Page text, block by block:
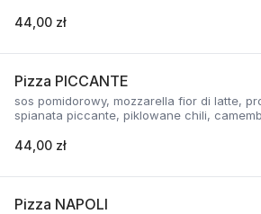
44,00 zł
Pizza PICCANTE
sos pomidorowy, mozzarella fior di latte,
spianata piccante, piklowane chili,
44,00 zł
Pizza NAPOLI